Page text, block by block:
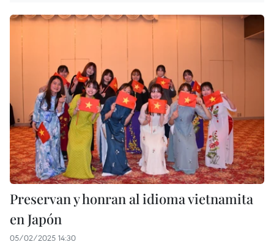
Preservan y honran al idioma vietnamita
en Japón
05/02/2025 14:30